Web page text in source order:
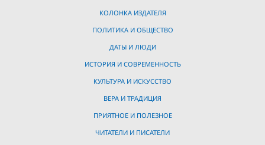
КОЛОНКА ИЗДАТЕЛЯ
ПОЛИТИКА И ОБЩЕСТВО
ДАТЫ И ЛЮДИ
ИСТОРИЯ И СОВРЕМЕННОСТЬ
КУЛЬТУРА И ИСКУССТВО
ВЕРА И ТРАДИЦИЯ
ПРИЯТНОЕ И ПОЛЕЗНОЕ
ЧИТАТЕЛИ И ПИСАТЕЛИ